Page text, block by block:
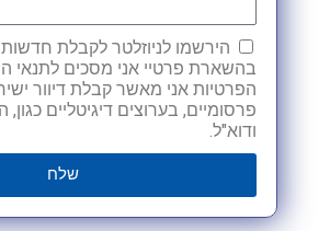
הירשמו לניוזלטר לקבלת חדשות
בהשארת פרטיי אני מסכים לתנאי
הפרטיות אני מאשר קבלת דיוור
פרסומיים, בערוצים דיגיטליים
ודוא"ל.
שלח